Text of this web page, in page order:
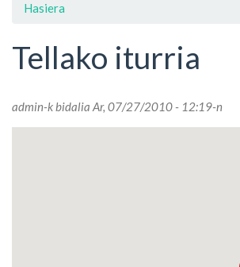
Hasiera
Tellako iturria
admin-k bidalia Ar, 07/27/2010 - 12:19-n